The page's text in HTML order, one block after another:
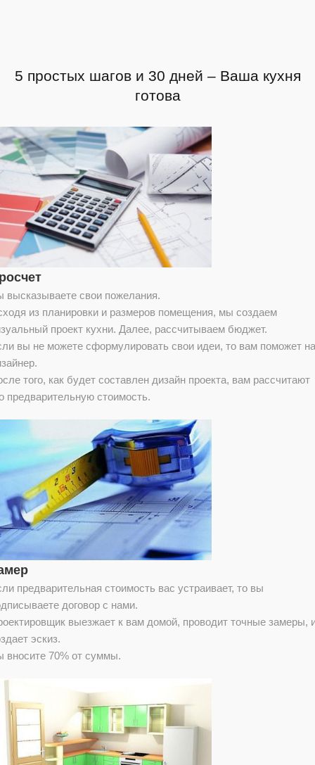
5 простых шагов и 30 дней – Ваша кухня
готова
высказываете свои пожелания.
из планировки и размеров помещения, мы создаем
проект кухни. Далее, рассчитываем бюджет.
вы не можете сформулировать свои идеи, то вам поможет
того, как будет составлен дизайн проекта, вам рассчитают
предварительную стоимость.
предварительная стоимость вас устраивает, то вы
договор с нами.
выезжает к вам домой, проводит точные замеры,
эскиз.
вносите 70% от суммы.